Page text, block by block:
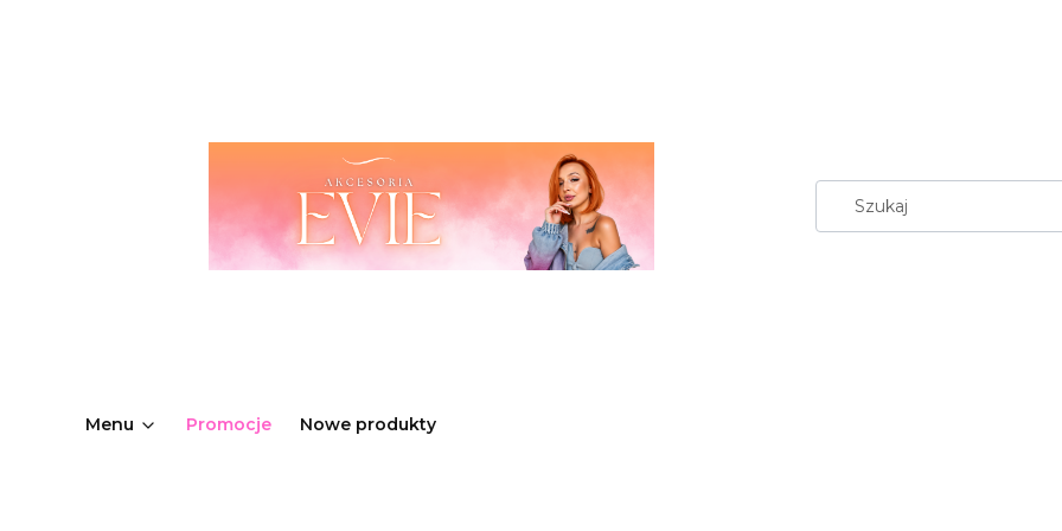
Menu Promocje Nowe produkty